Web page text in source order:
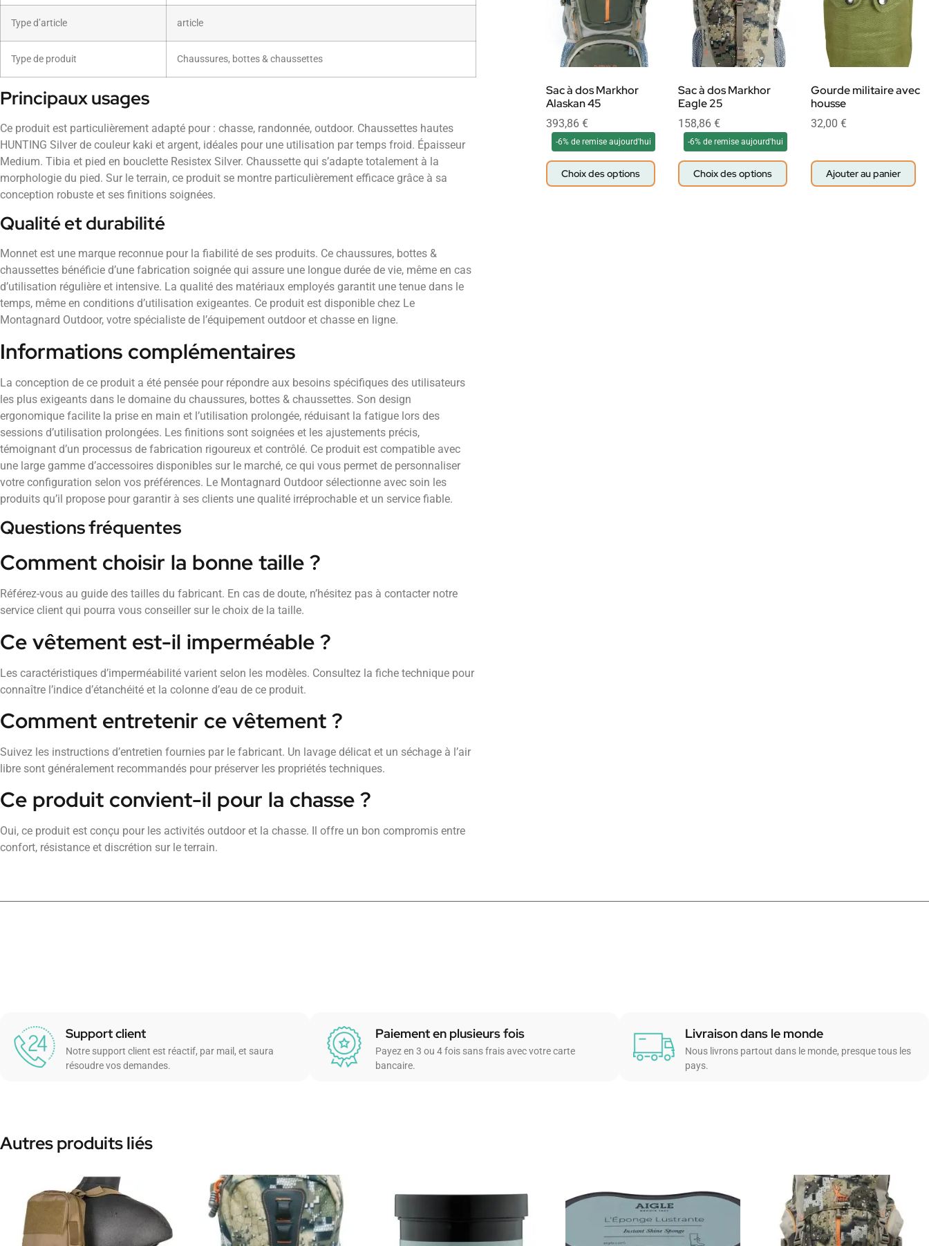
Type d’article article
Type de produit Chaussures, bottes & chaussettes
Principaux usages
Ce produit est particulièrement adapté pour : chasse, randonnée, outdoor. Chaussettes hautes
HUNTING Silver de couleur kaki et argent, idéales pour une utilisation par temps froid. Épaisseur
Medium. Tibia et pied en bouclette Resistex Silver. Chaussette qui s’adapte totalement à la
morphologie du pied. Sur le terrain, ce produit se montre particulièrement efficace grâce à sa
conception robuste et ses finitions soignées.
Qualité et durabilité
Monnet est une marque reconnue pour la fiabilité de ses produits. Ce chaussures, bottes &
chaussettes bénéficie d’une fabrication soignée qui assure une longue durée de vie, même en cas
d’utilisation régulière et intensive. La qualité des matériaux employés garantit une tenue dans le
temps, même en conditions d’utilisation exigeantes. Ce produit est disponible chez Le
Montagnard Outdoor, votre spécialiste de l’équipement outdoor et chasse en ligne.
Informations complémentaires
La conception de ce produit a été pensée pour répondre aux besoins spécifiques des utilisateurs
les plus exigeants dans le domaine du chaussures, bottes & chaussettes. Son design
ergonomique facilite la prise en main et l’utilisation prolongée, réduisant la fatigue lors des
sessions d’utilisation prolongées. Les finitions sont soignées et les ajustements précis,
témoignant d’un processus de fabrication rigoureux et contrôlé. Ce produit est compatible avec
une large gamme d’accessoires disponibles sur le marché, ce qui vous permet de personnaliser
votre configuration selon vos préférences. Le Montagnard Outdoor sélectionne avec soin les
produits qu’il propose pour garantir à ses clients une qualité irréprochable et un service fiable.
Questions fréquentes
Comment choisir la bonne taille ?
Référez-vous au guide des tailles du fabricant. En cas de doute, n’hésitez pas à contacter notre
service client qui pourra vous conseiller sur le choix de la taille.
Ce vêtement est-il imperméable ?
Les caractéristiques d’imperméabilité varient selon les modèles. Consultez la fiche technique pour
connaître l’indice d’étanchéité et la colonne d’eau de ce produit.
Comment entretenir ce vêtement ?
Suivez les instructions d’entretien fournies par le fabricant. Un lavage délicat et un séchage à l’air
libre sont généralement recommandés pour préserver les propriétés techniques.
Ce produit convient-il pour la chasse ?
Oui, ce produit est conçu pour les activités outdoor et la chasse. Il offre un bon compromis entre
confort, résistance et discrétion sur le terrain.
Sac à dos Markhor
Alaskan 45
393,86 €
-6% de remise aujourd'hui
Choix des options
Sac à dos Markhor
Eagle 25
158,86€
-6% de remise aujourd'hui
Choix des options
Gourde militaire avec
housse
32,00 €
Ajouter au panier
Support client
Notre support client est réactif, par mail, et saura
résoudre vos demandes.
Paiement en plusieurs fois
Payez en 3 ou 4 fois sans frais avec votre carte
bancaire.
Livraison dans le monde
Nous livrons partout dans le monde, presque tous les
pays.
Autres produits liés